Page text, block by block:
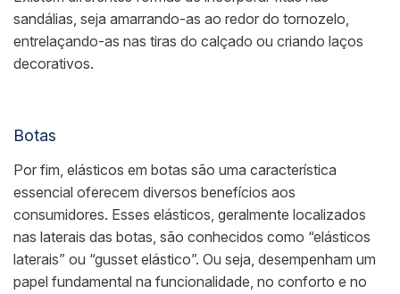
sandálias, seja amarrando-as ao redor do tornozelo,
entrelaçando-as nas tiras do calçado ou criando laços
decorativos.
Botas
Por fim, elásticos em botas são uma característica
essencial oferecem diversos benefícios aos
consumidores. Esses elásticos, geralmente localizados
nas laterais das botas, são conhecidos como “elásticos
laterais” ou “gusset elástico”. Ou seja, desempenham um
papel fundamental na funcionalidade, no conforto e no